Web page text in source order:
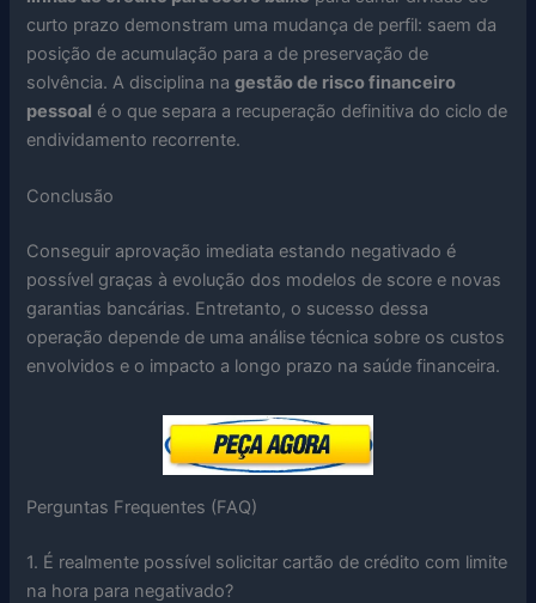
curto prazo demonstram uma mudança de perfil: saem da
posição de acumulação para a de preservação de
solvência. A disciplina nagestão de risco financeiro
pessoal é o que separa a recuperação definitiva do ciclo de
endividamento recorrente.
Conclusão
Conseguir aprovação imediata estando negativado é
possível graças à evolução dos modelos de score e novas
garantias bancárias. Entretanto, o sucesso dessa
operação depende de uma análise técnica sobre os custos
envolvidos e o impacto a longo prazo na saúde financeira.
Perguntas Frequentes (FAQ)
1. É realmente possível solicitar cartão de crédito com limite
na hora para negativado?